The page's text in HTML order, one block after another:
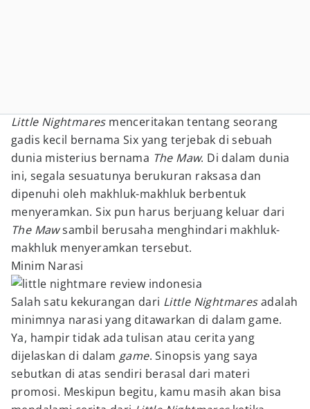
Little Nightmares menceritakan tentang seorang
gadis kecil bernama Six yang terjebak di sebuah
dunia misterius bernama The Maw. Di dalam dunia
ini, segala sesuatunya berukuran raksasa dan
dipenuhi oleh makhluk-makhluk berbentuk
menyeramkan. Six pun harus berjuang keluar dari
The Mawsambil berusaha menghindari makhluk-
makhluk menyeramkan tersebut.
Minim Narasi
Salah satu kekurangan dari Little Nightmaresadalah
minimnya narasi yang ditawarkan di dalam game.
Ya, hampir tidak ada tulisan atau cerita yang
dijelaskan di dalam game. Sinopsis yang saya
sebutkan di atas sendiri berasal dari materi
promosi. Meskipun begitu, kamu masih akan bisa